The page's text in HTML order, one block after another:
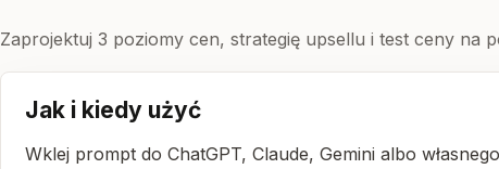
Zaprojektuj 3 poziomy cen, strategię upsellu i test ceny na
Jak i kiedy użyć
Wklej prompt do ChatGPT, Claude, Gemini albo